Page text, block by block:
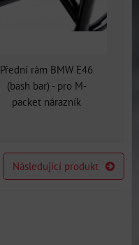
Přední rám BMW E46
(bash bar) - pro M-
packet nárazník
Následující produkt